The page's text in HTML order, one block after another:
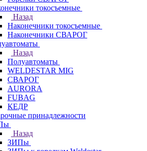
токосъемные
Назад
Наконечники токосъемные
Наконечники СВАРОГ
Назад
Полуавтоматы
WELDESTAR MIG
СВАРОГ
AURORA
FUBAG
КЕДР
принадлежности
Назад
ЗИПы